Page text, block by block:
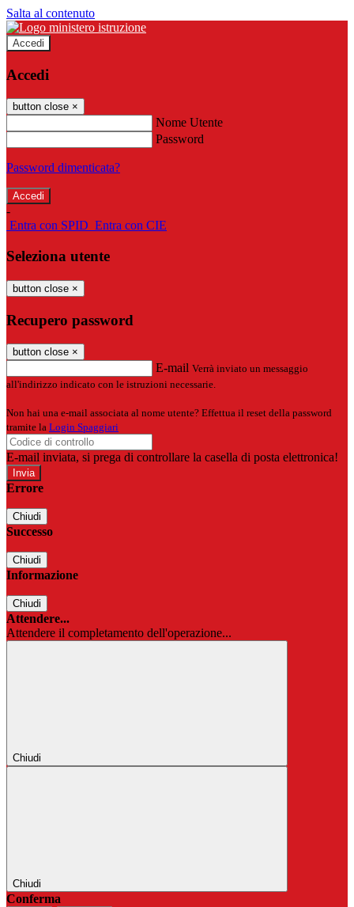
Salta al contenuto
Accedi
Accedi
button close ×
Nome Utente
Password
Password dimenticata?
-
Entra con SPID Entra con CIE
Seleziona utente
button close ×
Recupero password
button close ×
E-mail Verrà inviato un messaggio
all'indirizzo indicato con le istruzioni necessarie.
Non hai una e-mail associata al nome utente? Effettua il reset della password
tramite la Login Spaggiari
E-mail inviata, si prega di controllare la casella di posta elettronica!
Errore
Chiudi
Successo
Chiudi
Informazione
Chiudi
Attendere...
Attendere il completamento dell'operazione...
Chiudi
Chiudi
Conferma